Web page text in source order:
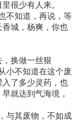
很少有人来。
知道，再说，等
城，杨爽，你也
换做一丝狠
小不知道在这个废
了多少灵药，也
就达到气海境，
其废物，不如成